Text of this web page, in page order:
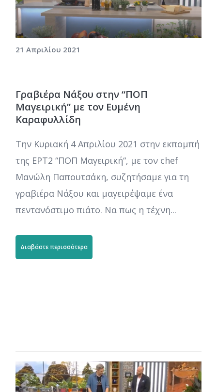
21 Απριλίου 2021
Γραβιέρα Νάξου στην “ΠΟΠ
Μαγειρική” με τον Ευμένη
Καραφυλλίδη
Την Κυριακή 4 Απριλίου 2021 στην εκπομπή
της ΕΡΤ2 “ΠΟΠ Μαγειρική“, με τον chef
Μανώλη Παπουτσάκη, συζητήσαμε για τη
γραβιέρα Νάξου και μαγειρέψαμε ένα
πεντανόστιμο πιάτο. Να πως η τέχνη...
Διαβάστε περισσότερα